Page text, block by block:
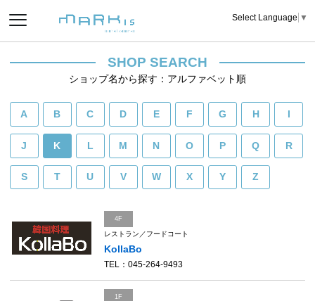
Select Language ▼
SHOP SEARCH
ショップ名から探す：アルファベット順
A B C D E F G H
J K L M N O P Q R
S T U V W X Y Z
4F
レストラン／フードコート
KollaBo
TEL：045-264-9493
1F